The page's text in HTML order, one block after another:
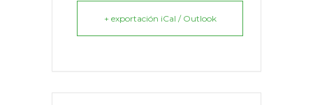
+ exportación iCal / Outlook